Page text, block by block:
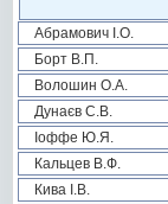
Абрамович І.О.
Борт В.П.
Волошин О.А.
Дунаєв С.В.
Іоффе Ю.Я.
Кальцев В.Ф.
Кива І.В.